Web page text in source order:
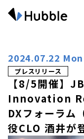
2024.07.22 Mon
プレスリリース
【8/5開催】
Innovation
DXフォーラム
役CLO 酒井が